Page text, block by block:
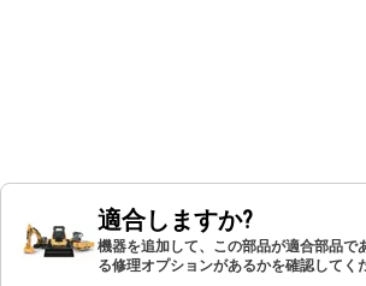
適合しますか?
機器を追加して、この部品が適合部品で
る修理オプションがあるかを確認してく